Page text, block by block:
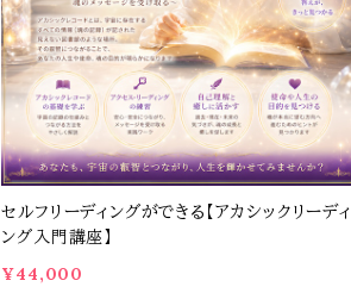
セルフリーディングができる【アカシックリーディ
ング入門講座】
¥44,000